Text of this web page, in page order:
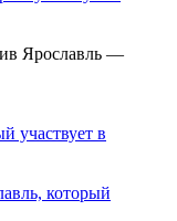
Ярославль —